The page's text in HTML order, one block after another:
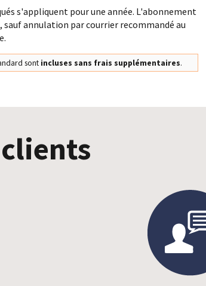
s'appliquent pour une année. L'abonnement
annulation par courrier recommandé au
sont incluses sans frais supplémentaires.